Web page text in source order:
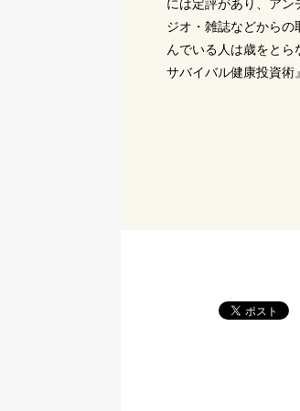
には定評があり、アン
ジオ・雑誌などからの
んでいる人は歳をと
サバイバル健康投資術